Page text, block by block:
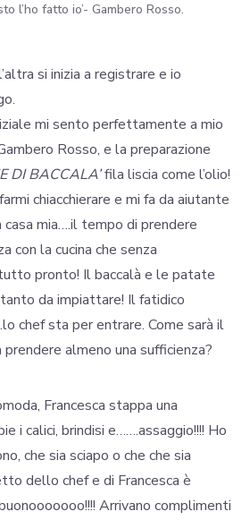
l’ho fatto io’- Gambero Rosso.
si inizia a registrare e io
mi sento perfettamente a mio
Rosso, e la preparazione
DI BACCALA’fila liscia come l’olio!
chiacchierare e mi fa da aiutante
casa mia….il tempo di prendere
con la cucina che senza
pronto! Il baccalà e le patate
da impiattare! Il fatidico
chef sta per entrare. Come sarà il
almeno una sufficienza?
Francesca stappa una
i calici, brindisi e…….assaggio!!!! Ho
che sia sciapo o che che sia
dello chef e di Francesca è
Arrivano complimenti